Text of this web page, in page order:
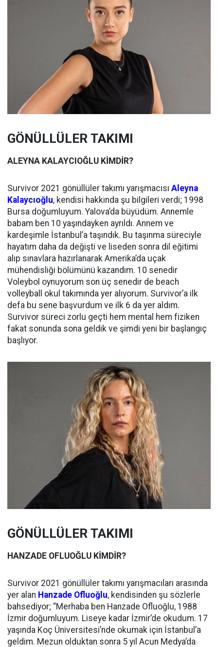
GÖNÜLLÜLER TAKIMI
ALEYNA KALAYCIOĞLU KİMDİR?
Survivor 2021 gönüllüler takımı yarışmacısı Aleyna
Kalaycıoğlu, kendisi hakkında şu bilgileri verdi; 1998
Bursa doğumluyum. Yalova’da büyüdüm. Annemle
babam ben 10 yaşındayken ayrıldı. Annem ve
kardeşimle İstanbul’a taşındık. Bu taşınma süreciyle
hayatım daha da değişti ve liseden sonra dil eğitimi
alıp sınavlara hazırlanarak Amerika’da uçak
mühendisliği bölümünü kazandım. 10 senedir
Voleybol oynuyorum son üç senedir de beach
volleyball okul takımında yer alıyorum. Survivor’a ilk
defa bu sene başvurdum ve ilk 6 da yer aldım.
Survivor süreci zorlu geçti hem mental hem fiziken
fakat sonunda sona geldik ve şimdi yeni bir başlangıç
başlıyor.
GÖNÜLLÜLER TAKIMI
HANZADE OFLUOĞLU KİMDİR?
Survivor 2021 gönüllüler takımı yarışmacıları arasında
yer alan Hanzade Ofluoğlu, kendisinden şu sözlerle
bahsediyor; “Merhaba ben Hanzade Ofluoğlu, 1988
İzmir doğumluyum. Liseye kadar İzmir’de okudum. 17
yaşında Koç Üniversitesi’nde okumak için İstanbul’a
geldim. Mezun olduktan sonra 5 yıl Acun Medya’da